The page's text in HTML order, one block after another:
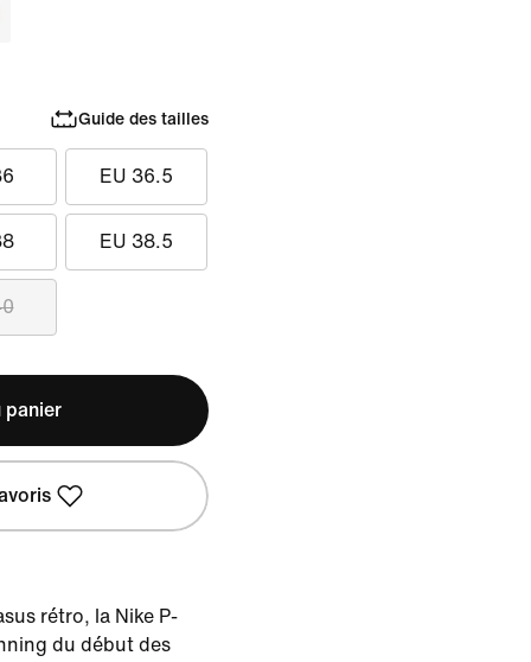
Guide des tailles
EU 36.5
EU 38.5
panier
rétro, la Nike P-
du début des